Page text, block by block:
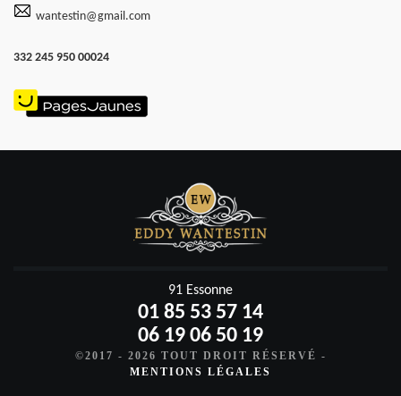
wantestin@gmail.com
332 245 950 00024
91 Essonne
01 85 53 57 14
06 19 06 50 19
©2017 - 2026 TOUT DROIT RÉSERVÉ -
MENTIONS LÉGALES